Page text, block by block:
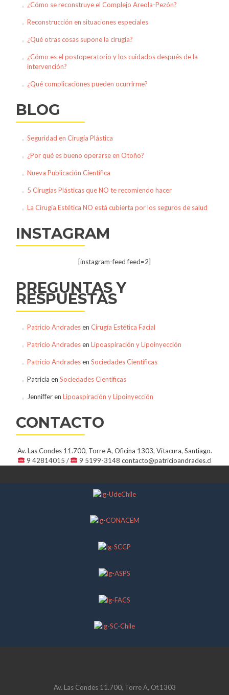
¿Cómo se reconstruye el Complejo Areola-Pezón?
Reconstrucción en situaciones especiales
¿Qué otras cosas supone la cirugía?
¿Cómo es el postoperatorio y los cuidados después de la
intervención?
¿Qué complicaciones pueden ocurrirme?
BLOG
Seguridad en Cirugía Plástica
¿Por qué es bueno operarse en Otoño?
Nueva Publicación Científica
5 Cirugías Plásticas que NO te recomiendo hacer
La Cirugía Estética NO está cubierta por los seguros de salud
INSTAGRAM
[instagram-feed feed=2]
PREGUNTAS Y
RESPUESTAS
Patricio Andradesen Cirugía Estética Facial
Patricio Andradesen Lipoaspiración y Lipoinyección
Patricio Andradesen Sociedades Científicas
Patricia en Sociedades Científicas
Jennifferen Lipoaspiración y Lipoinyección
CONTACTO
Av. Las Condes 11.700, Torre A, Oficina 1303, Vitacura, Santiago.
9 42814015 /
9 5199-3148contacto@patricioandrades.cl
Av. Las Condes 11.700, Torre A, Of.1303